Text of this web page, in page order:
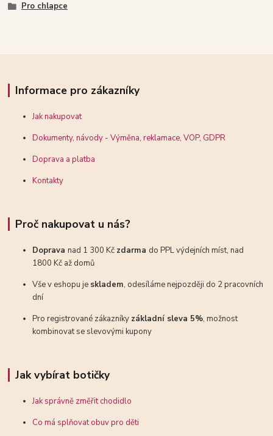
Pro chlapce
Informace pro zákazníky
Jak nakupovat
Dokumenty, návody - Výměna, reklamace, VOP, GDPR
Doprava a platba
Kontakty
Proč nakupovat u nás?
Dopravanad 1 300 Kč zdarma do PPL výdejních míst, nad
1800 Kč až domů
Vše v eshopu je skladem, odesíláme nejpozději do 2 pracovních
dní
Pro registrované zákazníky základní sleva 5%, možnost
kombinovat se slevovými kupony
Jak vybírat botičky
Jak správně změřit chodidlo
Co má splňovat obuv pro děti